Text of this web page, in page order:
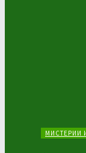
МИСТЕРИИ